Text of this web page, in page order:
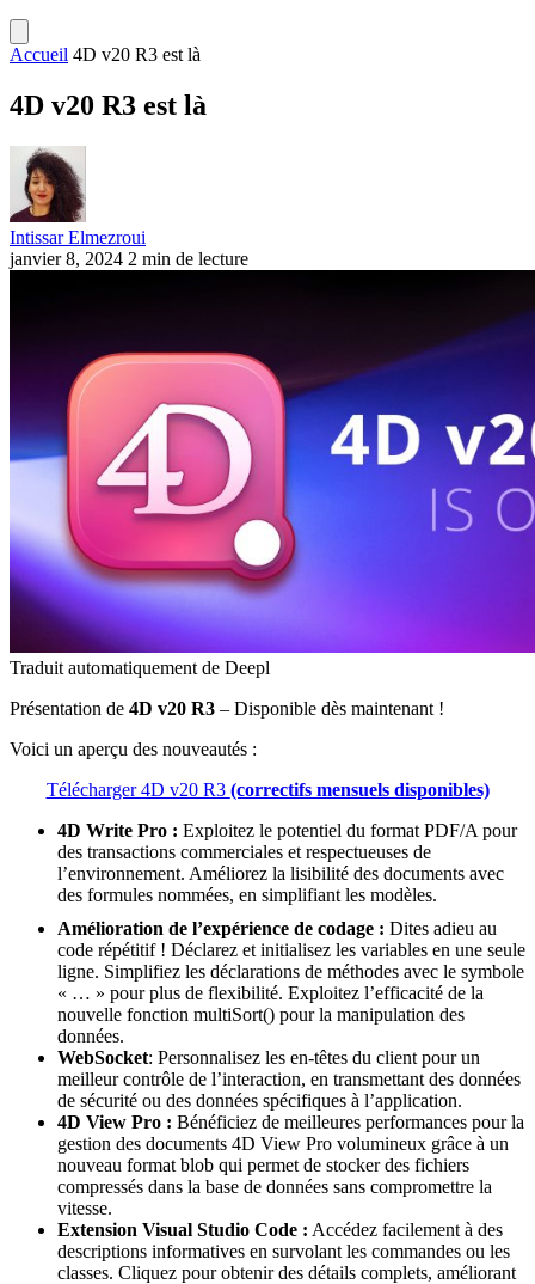
Accueil 4D v20 R3 est là
4D v20 R3 est là
Intissar Elmezroui
janvier 8, 2024 2 min de lecture
Traduit automatiquement de Deepl
Présentation de 4D v20 R3 – Disponible dès maintenant !
Voici un aperçu des nouveautés :
Télécharger 4D v20 R3 (correctifs mensuels disponibles)
4D Write Pro : Exploitez le potentiel du format PDF/A pour
des transactions commerciales et respectueuses de
l’environnement. Améliorez la lisibilité des documents avec
des formules nommées, en simplifiant les modèles.
Amélioration de l’expérience de codage : Dites adieu au
code répétitif ! Déclarez et initialisez les variables en une seule
ligne. Simplifiez les déclarations de méthodes avec le symbole
« … » pour plus de flexibilité. Exploitez l’efficacité de la
nouvelle fonction multiSort() pour la manipulation des
données.
WebSocket: Personnalisez les en-têtes du client pour un
meilleur contrôle de l’interaction, en transmettant des données
de sécurité ou des données spécifiques à l’application.
4D View Pro : Bénéficiez de meilleures performances pour la
gestion des documents 4D View Pro volumineux grâce à un
nouveau format blob qui permet de stocker des fichiers
compressés dans la base de données sans compromettre la
vitesse.
Extension Visual Studio Code : Accédez facilement à des
descriptions informatives en survolant les commandes ou les
classes. Cliquez pour obtenir des détails complets, améliorant